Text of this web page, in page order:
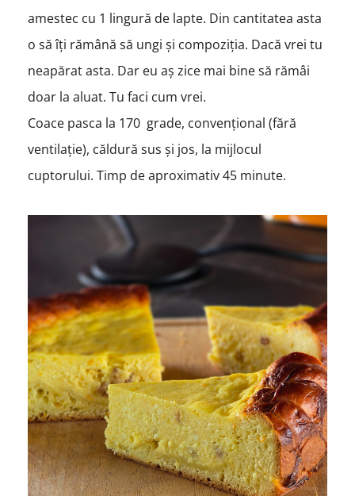
amestec cu 1 lingură de lapte. Din cantitatea asta
o să îți rămână să ungi și compoziția. Dacă vrei tu
neapărat asta. Dar eu aș zice mai bine să rămâi
doar la aluat. Tu faci cum vrei.
Coace pasca la 170 grade, convențional (fără
ventilație), căldură sus și jos, la mijlocul
cuptorului. Timp de aproximativ 45 minute.